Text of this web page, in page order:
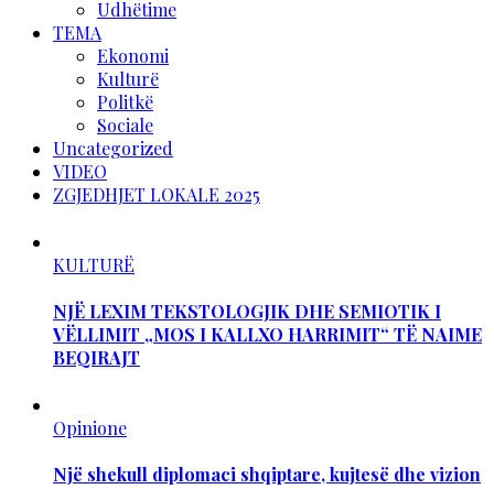
Udhëtime
TEMA
Ekonomi
Kulturë
Politkë
Sociale
Uncategorized
VIDEO
ZGJEDHJET LOKALE 2025
KULTURË
NJË LEXIM TEKSTOLOGJIK DHE SEMIOTIK I
VËLLIMIT „MOS I KALLXO HARRIMIT“ TË NAIME
BEQIRAJT
Opinione
Një shekull diplomaci shqiptare, kujtesë dhe vizion